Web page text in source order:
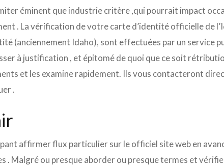
éminent que industrie critère ,qui pourrait impact
. La vérification de votre carte d’identité officielle de
(anciennement Idaho), sont effectuées par un
à justification , et épitomé de quoi que ce soit
et les examine rapidement. Ils vous contacteront
.
affirmer flux particulier sur le officiel site web en
. Malgré ou presque aborder ou presque termes et